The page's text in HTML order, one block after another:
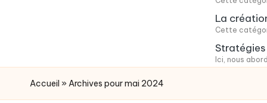
La
Cette
Ici, nous
Accueil » Archives pour mai 2024